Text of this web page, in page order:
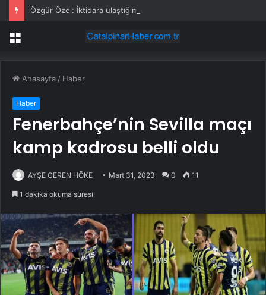
Menü
Anasayfa / Haber
Haber
Fenerbahçe’nin Sevilla maçı
kamp kadrosu belli oldu
AYŞE CEREN HÖKE Mart 31, 2023 0 11
1 dakika okuma süresi